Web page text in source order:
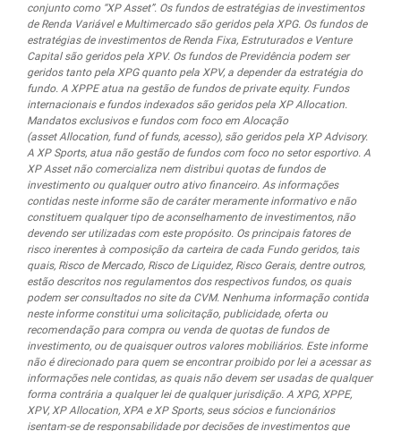
conjunto como “XP Asset”. Os fundos de estratégias de investimentos
de Renda Variável e Multimercado são geridos pela XPG. Os fundos de
estratégias de investimentos de Renda Fixa, Estruturados e Venture
Capital são geridos pela XPV. Os fundos de Previdência podem ser
geridos tanto pela XPG quanto pela XPV, a depender da estratégia do
fundo. A XPPE atua na gestão de fundos de private equity. Fundos
internacionais e fundos indexados são geridos pela XP Allocation.
Mandatos exclusivos e fundos com foco em Alocação
(asset Allocation, fund of funds, acesso), são geridos pela XP Advisory.
A XP Sports, atua não gestão de fundos com foco no setor esportivo. A
XP Asset não comercializa nem distribui quotas de fundos de
investimento ou qualquer outro ativo financeiro. As informações
contidas neste informe são de caráter meramente informativo e não
constituem qualquer tipo de aconselhamento de investimentos, não
devendo ser utilizadas com este propósito. Os principais fatores de
risco inerentes à composição da carteira de cada Fundo geridos, tais
quais, Risco de Mercado, Risco de Liquidez, Risco Gerais, dentre outros,
estão descritos nos regulamentos dos respectivos fundos, os quais
podem ser consultados no site da CVM. Nenhuma informação contida
neste informe constitui uma solicitação, publicidade, oferta ou
recomendação para compra ou venda de quotas de fundos de
investimento, ou de quaisquer outros valores mobiliários. Este informe
não é direcionado para quem se encontrar proibido por lei a acessar as
informações nele contidas, as quais não devem ser usadas de qualquer
forma contrária a qualquer lei de qualquer jurisdição. A XPG, XPPE,
XPV, XP Allocation, XPA e XP Sports, seus sócios e funcionários
isentam-se de responsabilidade por decisões de investimentos que